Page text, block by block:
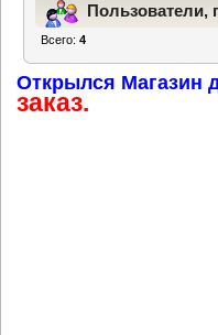
Пользователи,
Всего:4
Открылся Магазин
заказ.